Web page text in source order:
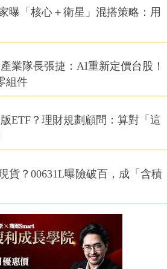
曝「核心＋衛星」混搭策略：用
業隊長張捷：AI重新定價台股！
組件
ETF？理財規劃顧問：算對「這
貨？00631L曝險破百，成「含積